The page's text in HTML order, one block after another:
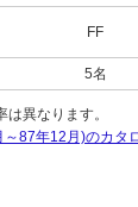
FF
5名
異なります。
～87年12月)のカタ